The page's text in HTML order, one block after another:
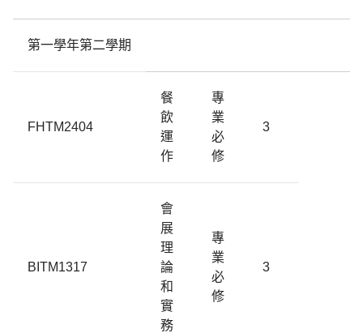
第一學年第二學期
FHTM2404
餐
飲
運
作
專
業
必
修
3
BITM1317
會
展
理
論
和
實
務
專
業
必
修
3